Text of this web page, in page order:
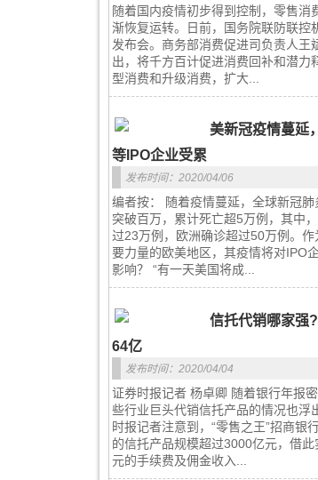
随着国内疫情初步得到控制，零售消
渐恢复运转。日前，国务院联防联控
发布会。商务部消费促进司负责人王
出，将千方百计促进消费回补和潜力
型消费和升级消费，扩大...
美新冠疫情蔓延
等IPO企业受累
发布时间：2020/04/06
编者按： 随着疫情蔓延，全球新冠
突破百万，累计死亡超5万例，其中
过23万例，欧洲确诊超过50万例。
要力量的欧美地区，其疫情将对IPO
影响？ “有一天美国将成...
信托代销哪家强
64亿
发布时间：2020/04/04
证券时报记者 杨卓卿 随着银行年报
些行业巨头代销信托产品的情况也浮
时报记者注意到，“零售之王”招商银
的信托产品规模超过3000亿元，借
元的手续费及佣金收入...